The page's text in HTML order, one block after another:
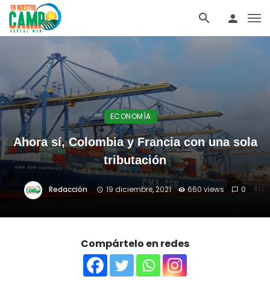
ECONOMÍA
Ahora sí, Colombia y Francia con una sola
tributación
Redacción 19 diciembre, 2021 660 views 0
Compártelo en redes